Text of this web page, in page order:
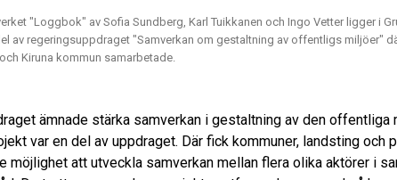
"Loggbok" av Sofia Sundberg, Karl Tuikkanen och Ingo Vetter ligger i
av regeringsuppdraget "Samverkan om gestaltning av offentligs miljöer"
Kiruna kommun samarbetade.
ämnade stärka samverkan i gestaltning av den offentliga
var en del av uppdraget. Där fick kommuner, landsting och
möjlighet att utveckla samverkan mellan flera olika aktörer i